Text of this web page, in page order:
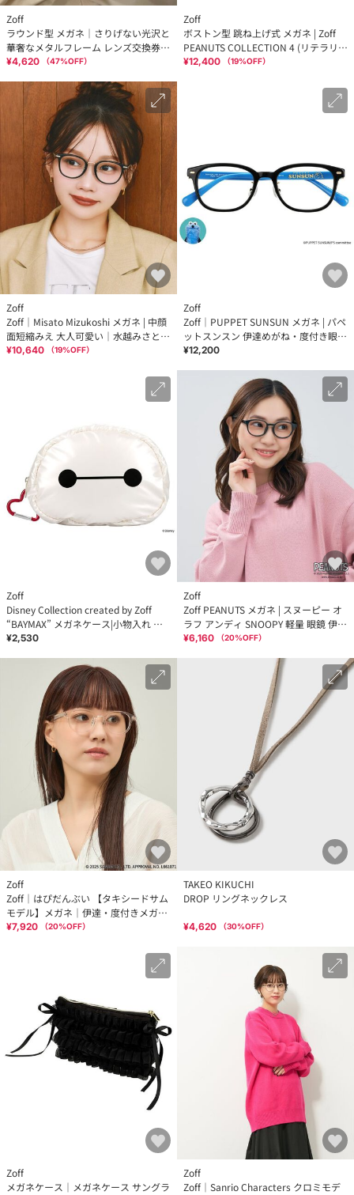
Zoff
ラウンド型 メガネ｜さりげない光沢と
華奢なメタルフレーム レンズ交換券付
き Zoff CLASSIC
¥4,620 （47%OFF）
Zoff
ボストン型 跳ね上げ式 メガネ | Zoff
PEANUTS COLLECTION 4 (リテラリー
エース モデル) レンズ交換券付
¥12,400 （19%OFF）
Zoff
Zoff｜Misato Mizukoshi メガネ | 中顔
面短縮みえ 大人可愛い｜水越みさと
レンズ交換券付
¥10,640 （19%OFF）
Zoff
Zoff｜PUPPET SUNSUN メガネ | パペ
ットスンスン 伊達めがね・度付き眼鏡
レンズ交換券付
¥12,200
Zoff
Disney Collection created by Zoff
“BAYMAX” メガネケース|小物入れ オ
シャレ可愛い ギフト プレゼント
¥2,530
Zoff
Zoff PEANUTS メガネ | スヌーピー オ
ラフ アンディ SNOOPY 軽量 眼鏡 伊達
メガネ 度付き レンズ交換券付
¥6,160 （20%OFF）
Zoff
Zoff｜はぴだんぶい 【タキシードサム
モデル】メガネ｜伊達・度付きメガネ
｜グッズ レンズ交換券付
¥7,920 （20%OFF）
TAKEO KIKUCHI
DROP リングネックレス
¥4,620 （30%OFF）
Zoff
メガネケース｜メガネケース サングラ
Zoff
Zoff｜Sanrio Characters クロミモデ